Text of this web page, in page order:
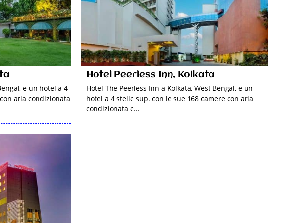
è un hotel a 4
aria condizionata
Hotel Peerless Inn, Kolkata
Hotel The Peerless Inn a Kolkata, West Bengal, è un
hotel a 4 stelle sup. con le sue 168 camere con aria
condizionata e...